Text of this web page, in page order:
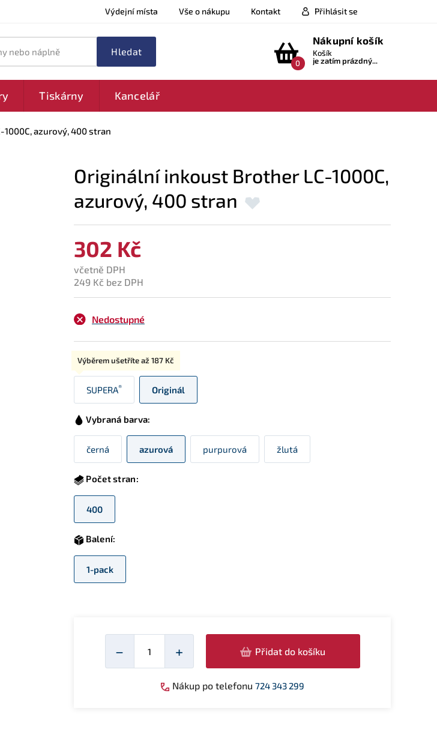
Výdejní místa Vše o nákupu Kontakt Přihlásit se
náplně
0
Nákupní košík
Košík
je zatím prázdný...
Tiskárny Kancelář
azurový, 400 stran
Originální inkoust Brother LC-1000C,
azurový, 400 stran
302 Kč
včetně DPH
249 Kč bez DPH
Nedostupné
Typ:
SUPERA®
Výběrem ušetříte až187 Kč
Originál
Vybraná barva:
černá azurová purpurová žlutá
Počet stran:
400
Balení:
1-pack
−
Množství
+ Přidat do košíku
Nákup po telefonu 724 343 299